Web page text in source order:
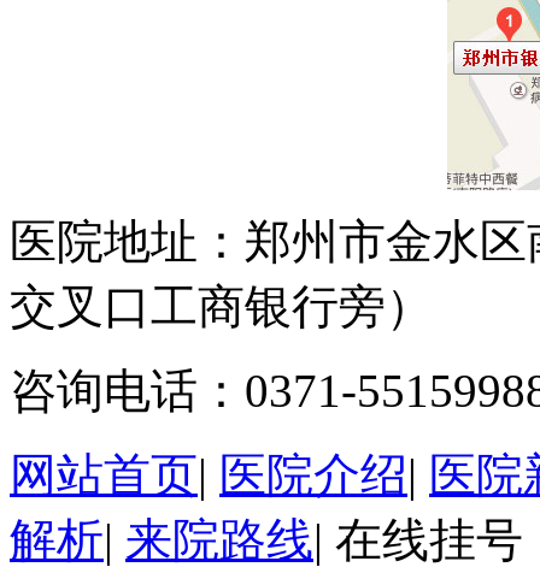
医院地址：郑州市金水
交叉口工商银行旁）
咨询电话：0371-
网站首页| 医院介绍| 医院
解析| 来院路线| 在线挂号